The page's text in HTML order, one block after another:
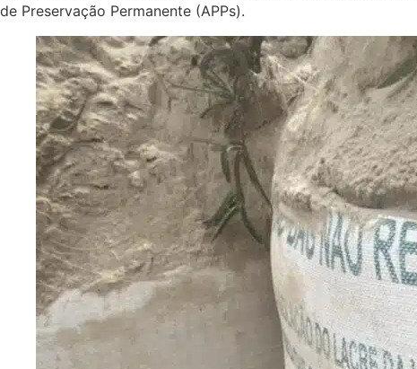
de Preservação Permanente (APPs).